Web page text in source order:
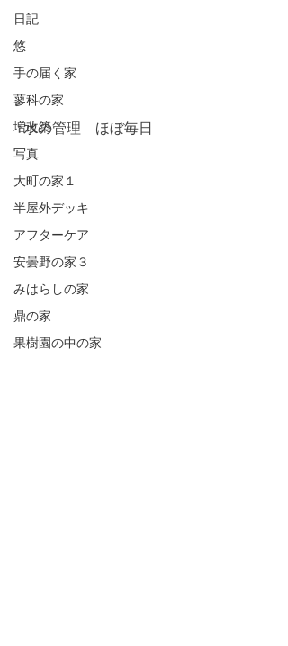
日記
悠
手の届く家
蓼科の家
増改築
写真
大町の家１
半屋外デッキ
アフターケア
安曇野の家３
みはらしの家
鼎の家
果樹園の中の家
↑水の管理　ほぼ毎日